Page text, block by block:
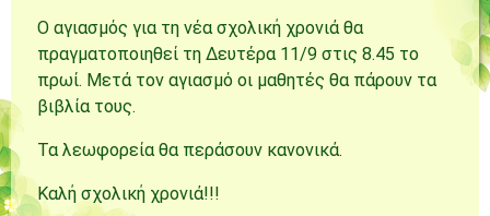
Ο αγιασμός για τη νέα σχολική χρονιά θα
πραγματοποιηθεί τη Δευτέρα 11/9 στις 8.45 το
πρωί. Μετά τον αγιασμό οι μαθητές θα πάρουν τα
βιβλία τους.
Τα λεωφορεία θα περάσουν κανονικά.
Καλή σχολική χρονιά!!!